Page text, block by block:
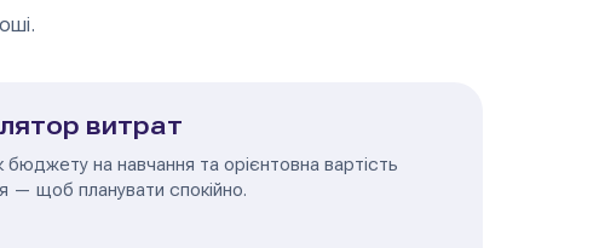
витрат
бюджету на навчання та орієнтовна вартість
— щоб планувати спокійно.